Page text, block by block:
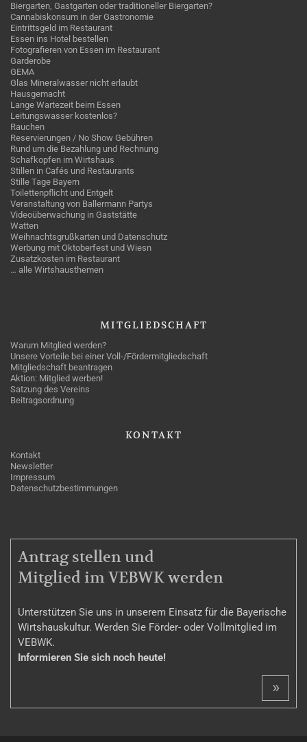
Biergarten, Gastgarten oder traditioneller Biergarten?
Cannabiskonsum in der Gastronomie
Eintrittsgeld im Restaurant
Essen ins Hotel bestellen
Fotografieren von Essen im Restaurant
Garderobe
GEMA
Glas Mineralwasser nicht erlaubt
Hausgemacht
Lange Wartezeit beim Essen
Leitungswasser kostenlos?
Rauchen
Reservierungen / No Show Gebühren
Rund um die Bezahlung und Rechnung
Schafkopfen im Wirtshaus
Stillen in Cafés und Restaurants
Stille Tage Bayern
Toilettenpflicht und Entgelt
Veranstaltung von Ballermann Partys
Videoüberwachung in Gaststätte
Watten
Weihnachtsgrußkarten und Datenschutz
Werbung mit Oktoberfest und Wiesn
Zusatzkosten im Restaurant
… alle Wirtshausthemen
MITGLIEDSCHAFT
Warum Mitglied werden?
Unsere Vorteile bei einer Voll-/Fördermitgliedschaft
Mitgliedschaft beantragen
Aktion: Mitglied werben!
Satzung des Vereins
Beitragsordnung
KONTAKT
Kontakt
Newsletter
Impressum
Datenschutzbestimmungen
MITGLIEDSCHAFT
Antrag stellen und
Mitglied im VEBWK werden
Unterstützen Sie uns in unserem Einsatz für die Bayerische
Wirtshauskultur. Werden Sie Förder- oder Vollmitglied im
VEBWK.
Informieren Sie sich noch heute!
»